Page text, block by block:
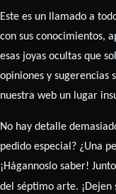
Este es un llamado a
con sus conocimientos,
esas joyas ocultas que
opiniones y sugerencias
nuestra web un lugar
No hay detalle
pedido especial? ¿Una
¡Hágannoslo saber!
del séptimo arte. ¡Dejen